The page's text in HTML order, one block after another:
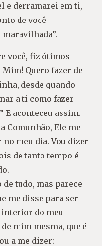
e derramarei em ti,
de você
você, fiz ótimos
Quero fazer de
desde quando
a ti como fazer
E aconteceu assim.
Comunhão, Ele me
no meu dia. Vou dizer
de tanto tempo é
tudo, mas parece-
me disse para ser
do meu
mim mesma, que é
a me dizer: